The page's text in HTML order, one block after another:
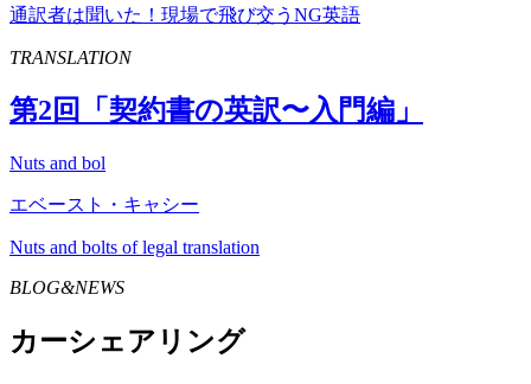
通訳者は聞いた！現場で飛び交うNG英語
TRANSLATION
第2回「契約書の英訳〜入門編」
Nuts and bol
エベースト・キャシー
Nuts and bolts of legal translation
BLOG&NEWS
カーシェアリング